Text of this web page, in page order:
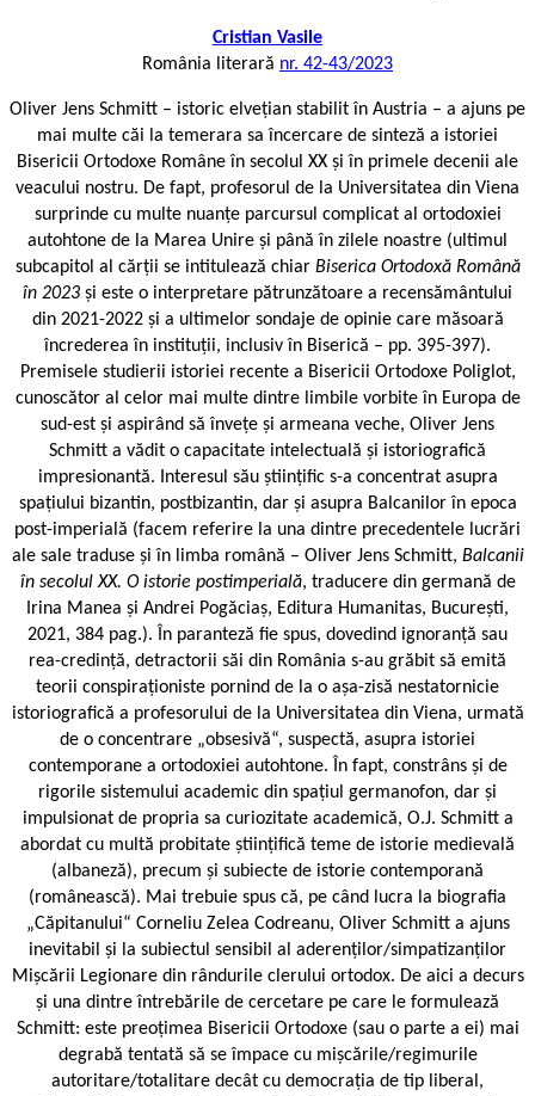
Cristian Vasile
România literară nr. 42-43/2023
Oliver Jens Schmitt – istoric elvețian stabilit în Austria – a ajuns pe
mai multe căi la temerara sa încercare de sinteză a istoriei
Bisericii Ortodoxe Române în secolul XX și în primele decenii ale
veacului nostru. De fapt, profesorul de la Universitatea din Viena
surprinde cu multe nuanțe parcursul complicat al ortodoxiei
autohtone de la Marea Unire și până în zilele noastre (ultimul
subcapitol al cărții se intitulează chiar Biserica Ortodoxă Română
în 2023 și este o interpretare pătrunzătoare a recensământului
din 2021-2022 și a ultimelor sondaje de opinie care măsoară
încrederea în instituții, inclusiv în Biserică – pp. 395-397).
Premisele studierii istoriei recente a Bisericii Ortodoxe Poliglot,
cunoscător al celor mai multe dintre limbile vorbite în Europa de
sud-est și aspirând să învețe și armeana veche, Oliver Jens
Schmitt a vădit o capacitate intelectuală și istoriografică
impresionantă. Interesul său științific s-a concentrat asupra
spațiului bizantin, postbizantin, dar și asupra Balcanilor în epoca
post-imperială (facem referire la una dintre precedentele lucrări
ale sale traduse și în limba română – Oliver Jens Schmitt, Balcanii
în secolul XX. O istorie postimperială, traducere din germană de
Irina Manea şi Andrei Pogăciaş, Editura Humanitas, Bucureşti,
2021, 384 pag.). În paranteză fie spus, dovedind ignoranță sau
rea-credință, detractorii săi din România s-au grăbit să emită
teorii conspiraționiste pornind de la o așa-zisă nestatornicie
istoriografică a profesorului de la Universitatea din Viena, urmată
de o concentrare „obsesivă“, suspectă, asupra istoriei
contemporane a ortodoxiei autohtone. În fapt, constrâns și de
rigorile sistemului academic din spațiul germanofon, dar și
impulsionat de propria sa curiozitate academică, O.J. Schmitt a
abordat cu multă probitate științifică teme de istorie medievală
(albaneză), precum și subiecte de istorie contemporană
(românească). Mai trebuie spus că, pe când lucra la biografia
„Căpitanului“ Corneliu Zelea Codreanu, Oliver Schmitt a ajuns
inevitabil și la subiectul sensibil al aderenților/simpatizanților
Mișcării Legionare din rândurile clerului ortodox. De aici a decurs
și una dintre întrebările de cercetare pe care le formulează
Schmitt: este preoțimea Bisericii Ortodoxe (sau o parte a ei) mai
degrabă tentată să se împace cu mișcările/regimurile
autoritare/totalitare decât cu democrația de tip liberal,